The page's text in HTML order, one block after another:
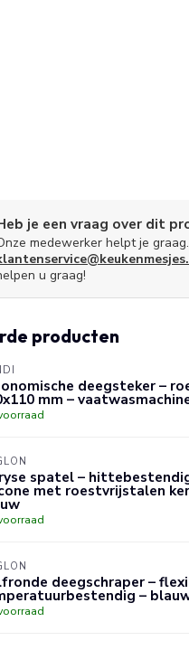
je een vraag over dit
medewerker helpt je
u graag!
producten
deegsteker –
mm –
spatel –
met roestvrijstalen
deegschraper –
–